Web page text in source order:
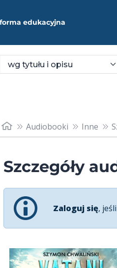
edukacyjna
Audiobooki Inne
Szczegóły
Zaloguj się,